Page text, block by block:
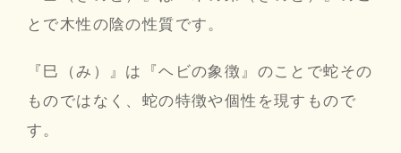
とで木性の陰の性質です。
『巳（み）』は『ヘビの象徴』のことで蛇その
ものではなく、蛇の特徴や個性を現すもので
す。